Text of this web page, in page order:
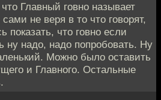
Главный говно называет
не веря в то что говорят,
показать, что говно если
ну надо, надо попробовать. Ну
Можно было оставить
и Главного. Остальные